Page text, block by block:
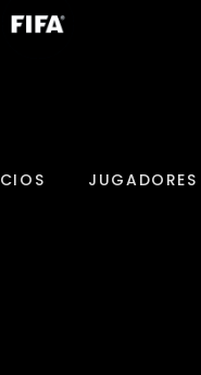
JUGADORES